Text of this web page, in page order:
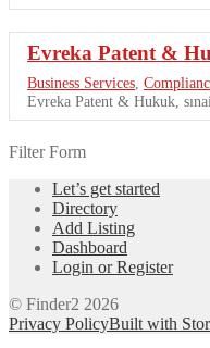
Evreka Patent &
Business Services
Evreka Patent & Hukuk,
Filter Form
Let’s get started
Directory
Add Listing
Dashboard
Login or Register
© Finder2 2026
Privacy PolicyBuilt with